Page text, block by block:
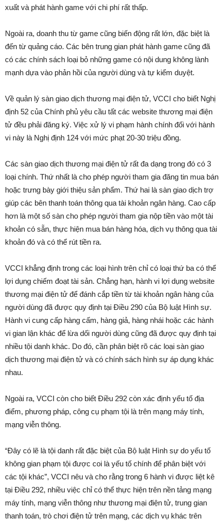
xuất và phát hành game với chi phí rất thấp.
Ngoài ra, doanh thu từ game cũng biến động rất lớn, đặc biệt là
đến từ quảng cáo. Các bên trung gian phát hành game cũng đã
có các chính sách loại bỏ những game có nội dung không lành
mạnh dựa vào phản hồi của người dùng và tự kiểm duyệt.
Về quản lý sàn giao dịch thương mại điện tử, VCCI cho biết Nghị
định 52 của Chính phủ yêu cầu tất các website thương mại điện
tử đều phải đăng ký. Việc xử lý vi phạm hành chính đối với hành
vi này là Nghị định 124 với mức phạt 20-30 triệu đồng.
Các sàn giao dịch thương mại điện tử rất đa dạng trong đó có 3
loại chính. Thứ nhất là cho phép người tham gia đăng tin mua bán
hoặc trưng bày giới thiệu sản phẩm. Thứ hai là sàn giao dịch trợ
giúp các bên thanh toán thông qua tài khoản ngân hàng. Cao cấp
hơn là một số sàn cho phép người tham gia nộp tiền vào một tài
khoản có sẵn, thực hiện mua bán hàng hóa, dịch vụ thông qua tài
khoản đó và có thể rút tiền ra.
VCCI khẳng định trong các loại hình trên chỉ có loại thứ ba có thể
lợi dụng chiếm đoạt tài sản. Chẳng hạn, hành vi lợi dụng website
thương mại điện tử để đánh cắp tiền từ tài khoản ngân hàng của
người dùng đã được quy định tại Điều 290 của Bộ luật Hình sự.
Hành vi cung cấp hàng cấm, hàng giả, hàng nhái hoặc các hành
vi gian lận khác để lừa dối người dùng cũng đã được quy định tại
nhiều tội danh khác. Do đó, cần phân biệt rõ các loại sàn giao
dịch thương mại điện tử và có chính sách hình sự áp dụng khác
nhau.
Ngoài ra, VCCI còn cho biết Điều 292 còn xác định yếu tố địa
điểm, phương pháp, công cụ phạm tội là trên mạng máy tính,
mạng viễn thông.
“Đây có lẽ là tội danh rất đặc biệt của Bộ luật Hình sự do yếu tố
không gian phạm tội được coi là yếu tố chính để phân biệt với
các tội khác”, VCCI nêu và cho rằng trong 6 hành vi được liệt kê
tại Điều 292, nhiều việc chỉ có thể thực hiện trên nền tảng mạng
máy tính, mạng viễn thông như thương mại điện tử, trung gian
thanh toán, trò chơi điện tử trên mạng, các dịch vụ khác trên